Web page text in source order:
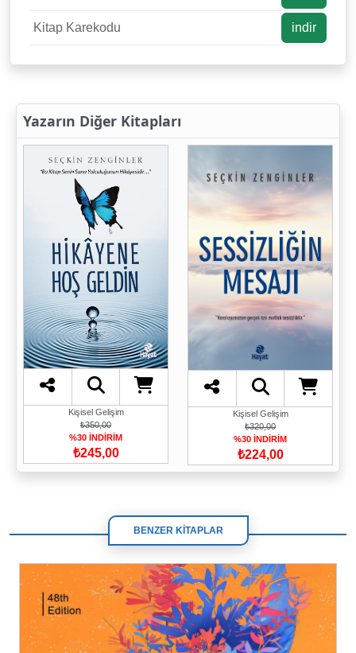
Kitap Karekodu indir
Yazarın Diğer Kitapları
Kişisel Gelişim
₺350,00
%30 İNDİRİM
₺245,00
Kişisel Gelişim
₺320,00
%30 İNDİRİM
₺224,00
BENZER KİTAPLAR